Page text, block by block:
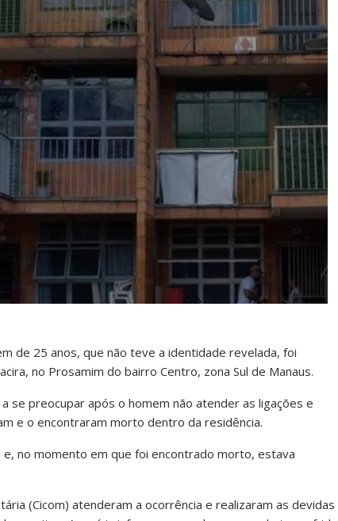
de 25 anos, que não teve a identidade revelada, foi
no Prosamim do bairro Centro, zona Sul de Manaus.
se preocupar após o homem não atender as ligações e
e o encontraram morto dentro da residência.
no momento em que foi encontrado morto, estava
(Cicom) atenderam a ocorrência e realizaram as devidas